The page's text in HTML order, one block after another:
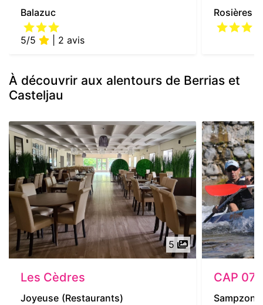
Balazuc
5/5 | 2 avis
Rosières
À découvrir aux alentours de Berrias et
Casteljau
5
Les Cèdres
Joyeuse (Restaurants)
CAP 07
Sampzon